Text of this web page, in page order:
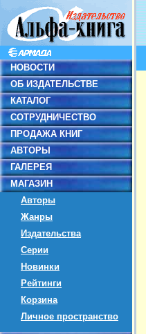
НОВОСТИ
ОБ ИЗДАТЕЛЬСТВЕ
КАТАЛОГ
СОТРУДНИЧЕСТВО
ПРОДАЖА КНИГ
АВТОРЫ
ГАЛЕРЕЯ
МАГАЗИН
Авторы
Жанры
Издательства
Серии
Новинки
Рейтинги
Корзина
Личное пространство